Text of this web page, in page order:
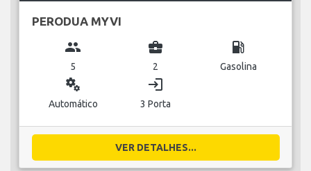
PERODUA MYVI
group
5
business_center
2
local_gas_station
Gasolina
miscellaneous_services
Automático
login
3 Porta
VER DETALHES...